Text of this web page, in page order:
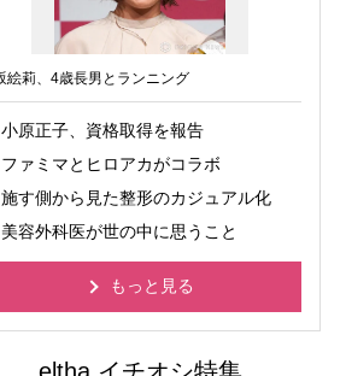
絵莉、4歳長男とランニング
小原正子、資格取得を報告
ファミマとヒロアカがコラボ
施す側から見た整形のカジュアル化
美容外科医が世の中に思うこと
もっと見る